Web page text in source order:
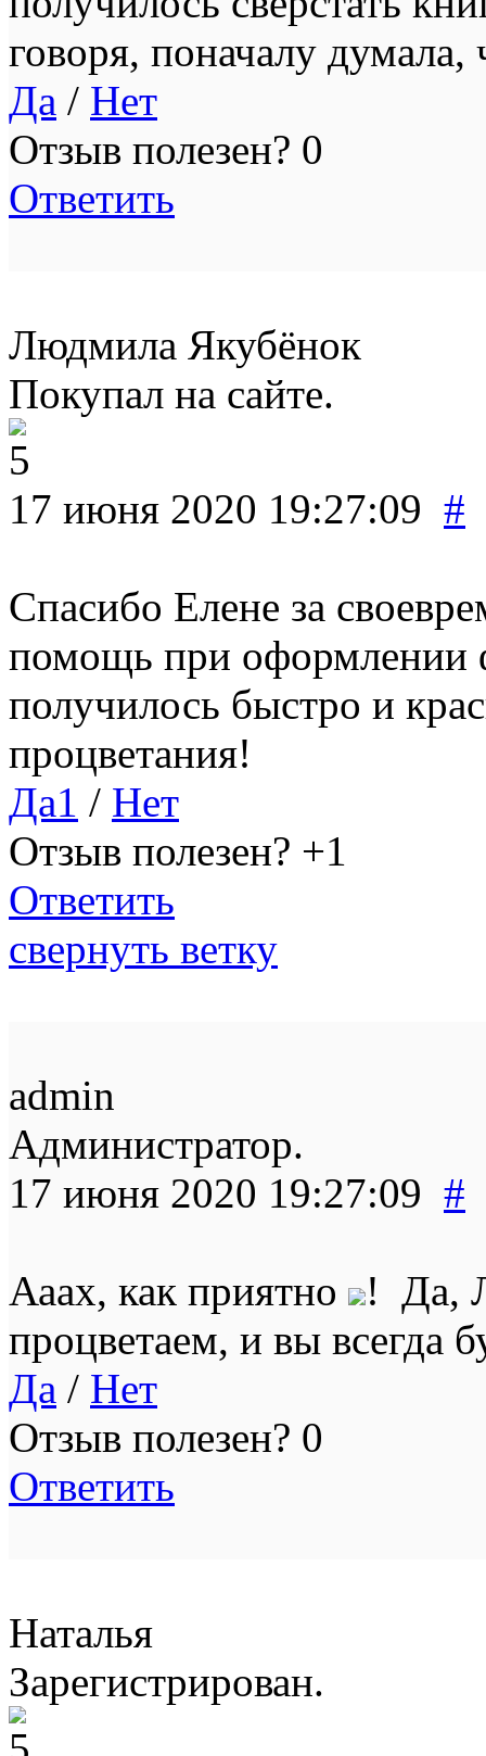
говоря, поначалу
Да / Нет
Отзыв полезен? 0
Ответить
Людмила Якубёнок
Покупал на сайте.
17 июня 2020 19:27:09 #
Спасибо Елене за
помощь при оформлении
получилось быстро и
процветания!
Да1 / Нет
Отзыв полезен? +1
Ответить
свернуть ветку
admin
Администратор.
17 июня 2020 19:27:09 #
Ааах, как приятно
! Да,
процветаем, и вы всегда
Да / Нет
Отзыв полезен? 0
Ответить
Наталья
Зарегистрирован.